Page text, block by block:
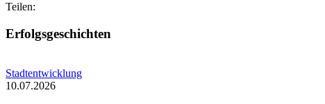
Teilen:
Erfolgsgeschichten
Stadtentwicklung
10.07.2026